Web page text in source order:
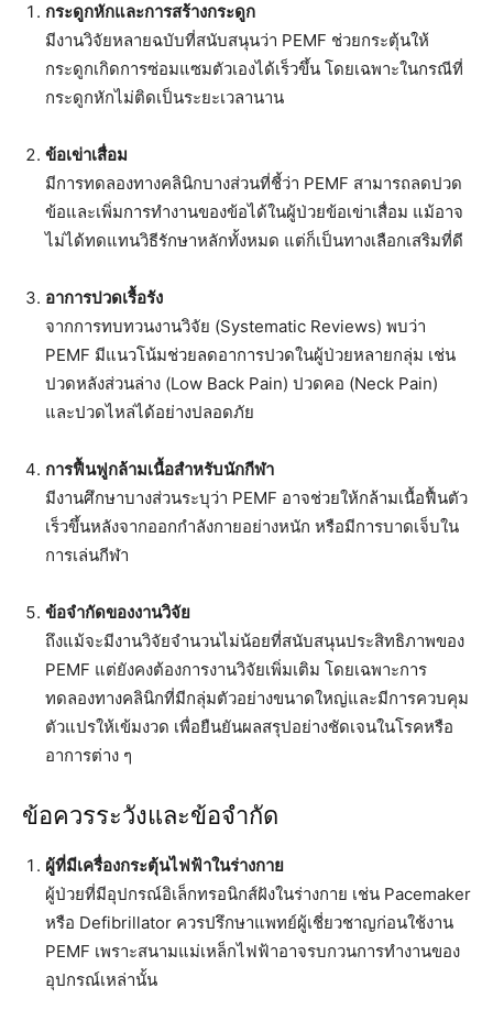
กระดูกหักและการสร้างกระดูก
มีงานวิจัยหลายฉบับที่สนับสนุนว่า PEMF ช่วยกระตุ้นให้
กระดูกเกิดการซ่อมแซมตัวเองได้เร็วขึ้น โดยเฉพาะในกรณีที่
กระดูกหักไม่ติดเป็นระยะเวลานาน
ข้อเข่าเสื่อม
มีการทดลองทางคลินิกบางส่วนที่ชี้ว่า PEMF สามารถลดปวด
ข้อและเพิ่มการทำงานของข้อได้ในผู้ป่วยข้อเข่าเสื่อม แม้อาจ
ไม่ได้ทดแทนวิธีรักษาหลักทั้งหมด แต่ก็เป็นทางเลือกเสริมที่ดี
อาการปวดเรื้อรัง
จากการทบทวนงานวิจัย (Systematic Reviews) พบว่า
PEMF มีแนวโน้มช่วยลดอาการปวดในผู้ป่วยหลายกลุ่ม เช่น
ปวดหลังส่วนล่าง (Low Back Pain) ปวดคอ (Neck Pain)
และปวดไหล่ได้อย่างปลอดภัย
การฟื้นฟูกล้ามเนื้อสำหรับนักกีฬา
มีงานศึกษาบางส่วนระบุว่า PEMF อาจช่วยให้กล้ามเนื้อฟื้นตัว
เร็วขึ้นหลังจากออกกำลังกายอย่างหนัก หรือมีการบาดเจ็บใน
การเล่นกีฬา
ข้อจำกัดของงานวิจัย
ถึงแม้จะมีงานวิจัยจำนวนไม่น้อยที่สนับสนุนประสิทธิภาพของ
PEMF แต่ยังคงต้องการงานวิจัยเพิ่มเติม โดยเฉพาะการ
ทดลองทางคลินิกที่มีกลุ่มตัวอย่างขนาดใหญ่และมีการควบคุม
ตัวแปรให้เข้มงวด เพื่อยืนยันผลสรุปอย่างชัดเจนในโรคหรือ
อาการต่าง ๆ
ข้อควรระวังและข้อจำกัด
ผู้ที่มีเครื่องกระตุ้นไฟฟ้าในร่างกาย
ผู้ป่วยที่มีอุปกรณ์อิเล็กทรอนิกส์ฝังในร่างกาย เช่น Pacemaker
หรือ Defibrillator ควรปรึกษาแพทย์ผู้เชี่ยวชาญก่อนใช้งาน
PEMF เพราะสนามแม่เหล็กไฟฟ้าอาจรบกวนการทำงานของ
อุปกรณ์เหล่านั้น